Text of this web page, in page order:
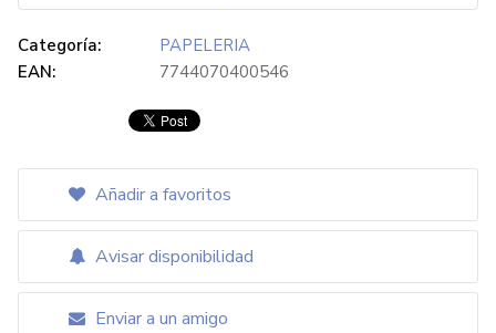
Categoría:
PAPELERIA
EAN:
7744070400546
Añadir a favoritos
Avisar disponibilidad
Enviar a un amigo